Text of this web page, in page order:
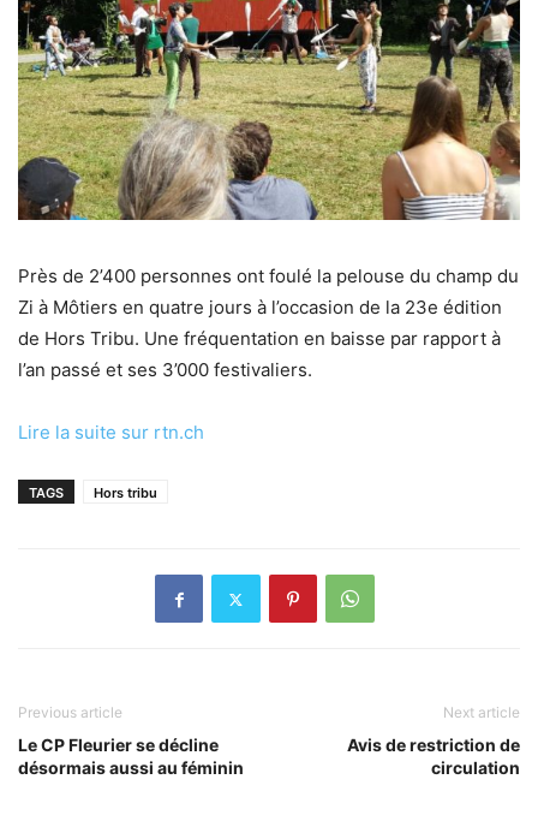
Près de 2’400 personnes ont foulé la pelouse du champ du
Zi à Môtiers en quatre jours à l’occasion de la 23e édition
de Hors Tribu. Une fréquentation en baisse par rapport à
l’an passé et ses 3’000 festivaliers.
Lire la suite sur rtn.ch
TAGS Hors tribu
Previous article
Le CP Fleurier se décline
désormais aussi au féminin
Next article
Avis de restriction de
circulation